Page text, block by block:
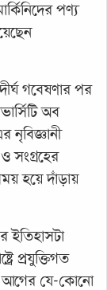
পণ্য
গবেষণার পর
অব
নৃবিজ্ঞানী
সংগ্রহের
হয়ে দাঁড়ায়
ইতিহাসটা
প্রযুক্তিগত
আগের যে-কোনো